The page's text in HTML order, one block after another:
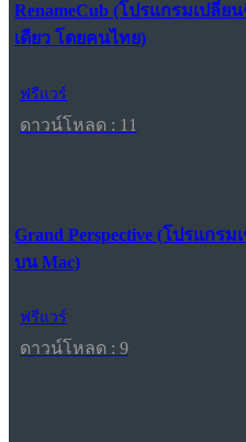
RenameCub (โปรแกรมเปลี่
เดียว โดยคนไทย)
ฟรีแวร์
ดาวน์โหลด : 11
Grand Perspective (โปรแกร
บน Mac)
ฟรีแวร์
ดาวน์โหลด : 9